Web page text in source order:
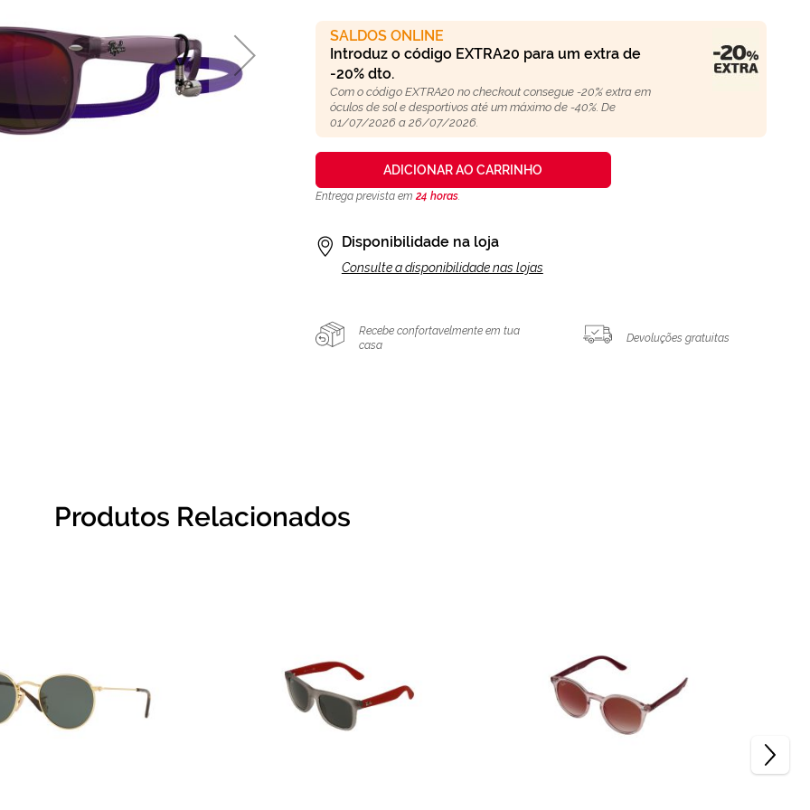
SALDOS ONLINE
Introduz o código EXTRA20 para um extra de
-20% dto.
Com o código EXTRA20 no checkout consegue -20% extra em
óculos de sol e desportivos até um máximo de -40%. De
01/07/2026 a 26/07/2026.
ADICIONAR AO CARRINHO
Entrega prevista em24 horas.
Disponibilidade na loja
Consulte a disponibilidade nas lojas
Recebe confortavelmente em tua
casa
Devoluções gratuitas
Produtos Relacionados